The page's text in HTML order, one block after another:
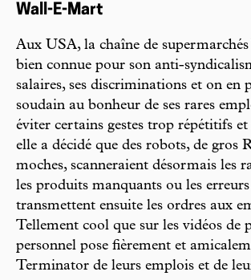
Wall-E-Mart
Aux USA, la chaîne de
bien connue pour son anti-
salaires, ses discriminations et on en
soudain au bonheur de ses rares
éviter certains gestes trop répétitifs et
elle a décidé que des robots, de gros
moches, scanneraient désormais les
les produits manquants ou les
transmettent ensuite les ordres aux
Tellement cool que sur les vidéos de
personnel pose fièrement et
Terminator de leurs emplois et de